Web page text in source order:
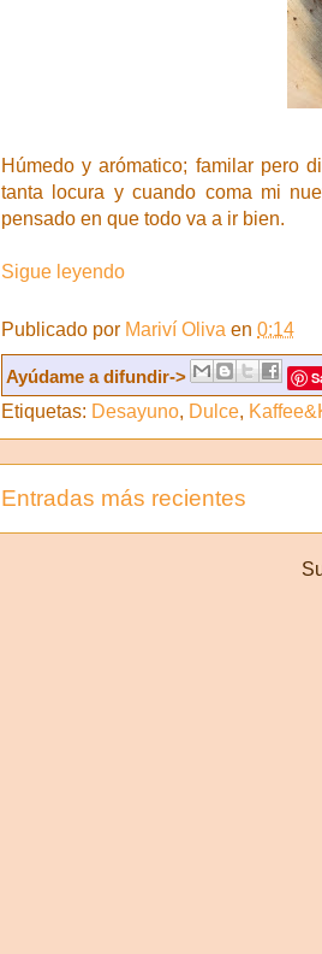
Húmedo y arómatico; familar pero
tanta locura y cuando coma mi
pensado en que todo va a ir bien.
Sigue leyendo
Publicado por Mariví Oliva en 0:14
Ayúdame a difundir->
Etiquetas: Desayuno, Dulce,
Entradas más recientes